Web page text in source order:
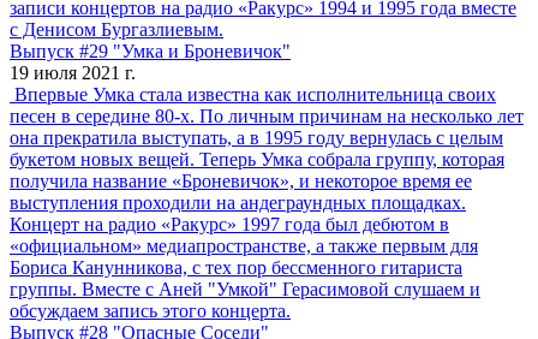
записи концертов на радио «Ракурс» 1994 и 1995 года вместе
с Денисом Бургазлиевым.
Выпуск #29 "Умка и Броневичок"
19 июля 2021 г.
Впервые Умка стала известна как исполнительница своих
песен в середине 80-х. По личным причинам на несколько лет
она прекратила выступать, а в 1995 году вернулась с целым
букетом новых вещей. Теперь Умка собрала группу, которая
получила название «Броневичок», и некоторое время ее
выступления проходили на андеграундных площадках.
Концерт на радио «Ракурс» 1997 года был дебютом в
«официальном» медиапространстве, а также первым для
Бориса Канунникова, с тех пор бессменного гитариста
группы. Вместе с Аней "Умкой" Герасимовой слушаем и
обсуждаем запись этого концерта.
Выпуск #28 "Опасные Соседи"